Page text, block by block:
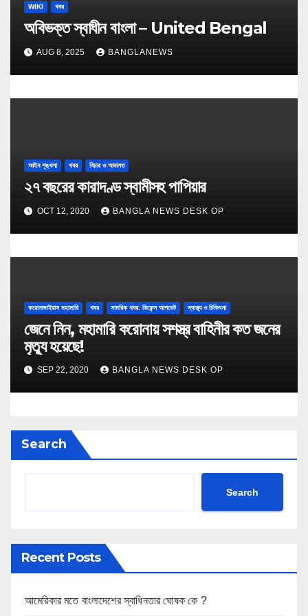
WIKI খবর
অবিভক্ত স্বাধীন বাংলা – United Bengal
AUG 8, 2025 BANGLANEWS
আইন শৃঙ্খলা খবর বিচার ও আদালত
২৭ বছরের কারাদণ্ড স্বামীসহ পাপিয়ার
OCT 12, 2020 BANGLA NEWS DESK OP
করোনাভাইরাস মহামারি খবর সামরিক খবর: ডিফেন্স আপডেট স্বাস্থ্য ও চিকিৎসা
জেনে নিন, মহামারি করোনায় সশস্ত্র বাহিনীর কত জনের
মৃত্যু হয়েছে!
SEP 22, 2020 BANGLA NEWS DESK OP
Search
Search
Recent Posts
আমেরিকার মতে বাংলাদেশের স্বাধিনতার ঘোষক কে ?